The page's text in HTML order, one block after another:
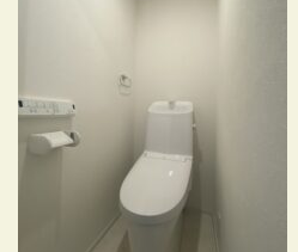
耐震対策も安心
リフォーム・リノベー
必見！土地から
資金計画につい